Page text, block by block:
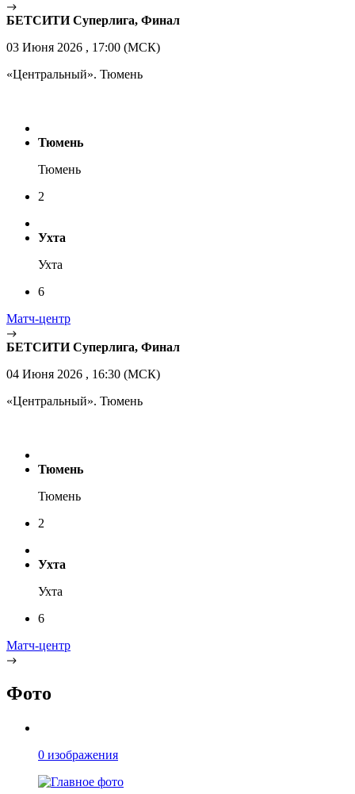
БЕТСИТИ Суперлига, Финал
03 Июня 2026 , 17:00 (МСК)
«Центральный». Тюмень
Тюмень
Тюмень
2
Ухта
Ухта
6
Матч-центр
БЕТСИТИ Суперлига, Финал
04 Июня 2026 , 16:30 (МСК)
«Центральный». Тюмень
Тюмень
Тюмень
2
Ухта
Ухта
6
Матч-центр
Фото
0 изображения